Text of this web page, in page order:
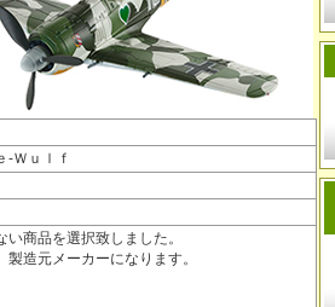
Ｗｕｌｆ
商品を選択致しました。
造元メーカーになります。